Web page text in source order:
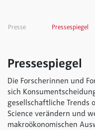
Presse Pressespiegel
Pressespiegel
Die Forscherinnen und
sich
gesellschaftliche Trends
Science verändern und
makroökonomischen